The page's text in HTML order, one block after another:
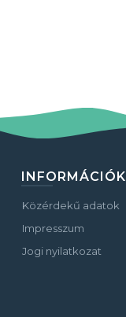
INFORMÁCIÓK
Közérdekű adatok
Impresszum
Jogi nyilatkozat